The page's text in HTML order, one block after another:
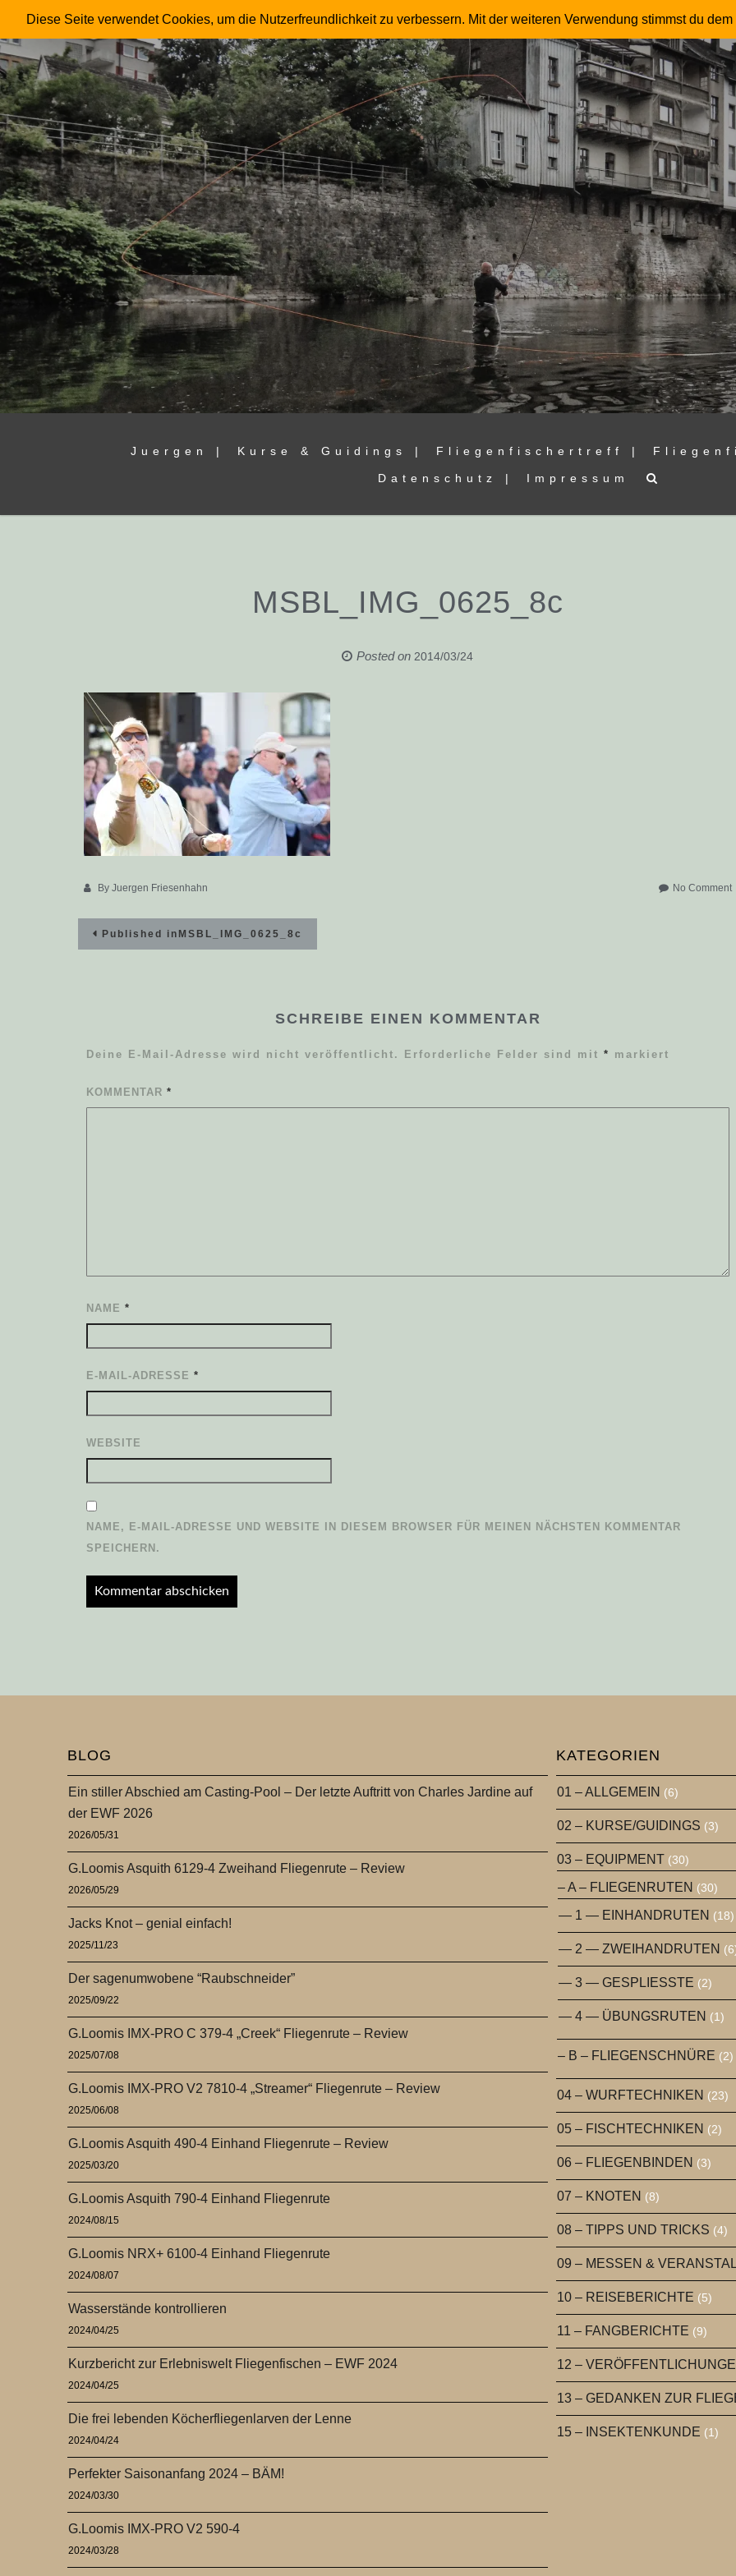
Skip
to
content
FRIESENHAHN – Fliegenfischer – Master Instruktor –
Juergen | Kurse & Guidings | Fliegenfischertreff |
Datenschutz | Impressum
MSBL_IMG_0625_8c
Posted on 2014/03/24
ByJuergen Friesenhahn No Comment
Beitragsnavigation
Published in MSBL_IMG_0625_8c
SCHREIBE EINEN KOMMENTAR
Deine E-Mail-Adresse wird nicht veröffentlicht. Erforderliche Felder sind mit* markiert
KOMMENTAR*
NAME*
E-MAIL-ADRESSE*
WEBSITE
NAME, E-MAIL-ADRESSE UND WEBSITE IN DIESEM BROWSER FÜR MEINEN NÄCHSTEN KOMMENTAR
SPEICHERN.
BLOG
Ein stiller Abschied am Casting-Pool – Der letzte Auftritt von Charles Jardine auf
der EWF 2026
2026/05/31
G.Loomis Asquith 6129-4 Zweihand Fliegenrute – Review
2026/05/29
Jacks Knot – genial einfach!
2025/11/23
Der sagenumwobene “Raubschneider”
2025/09/22
G.Loomis IMX-PRO C 379-4 „Creek“ Fliegenrute – Review
2025/07/08
G.Loomis IMX-PRO V2 7810-4 „Streamer“ Fliegenrute – Review
2025/06/08
G.Loomis Asquith 490-4 Einhand Fliegenrute – Review
2025/03/20
G.Loomis Asquith 790-4 Einhand Fliegenrute
2024/08/15
G.Loomis NRX+ 6100-4 Einhand Fliegenrute
2024/08/07
Wasserstände kontrollieren
2024/04/25
Kurzbericht zur Erlebniswelt Fliegenfischen – EWF 2024
2024/04/25
Die frei lebenden Köcherfliegenlarven der Lenne
2024/04/24
Perfekter Saisonanfang 2024 – BÄM!
2024/03/30
G.Loomis IMX-PRO V2 590-4
2024/03/28
KATEGORIEN
01 – ALLGEMEIN (6)
02 – KURSE/GUIDINGS (3)
03 – EQUIPMENT (30)
– A – FLIEGENRUTEN (30)
— 1 — EINHANDRUTEN (18)
— 2 — ZWEIHANDRUTEN
— 3 — GESPLIESSTE (2)
— 4 — ÜBUNGSRUTEN (1)
– B – FLIEGENSCHNÜRE (2)
04 – WURFTECHNIKEN (23)
05 – FISCHTECHNIKEN (2)
06 – FLIEGENBINDEN (3)
07 – KNOTEN (8)
08 – TIPPS UND TRICKS (4)
09 – MESSEN &
10 – REISEBERICHTE (5)
11 – FANGBERICHTE (9)
12 –
13 – GEDANKEN ZUR
15 – INSEKTENKUNDE (1)
Diese Seite verwendet Cookies, um die Nutzerfreundlichkeit zu verbessern. Mit der weiteren Verwendung stimmst du dem